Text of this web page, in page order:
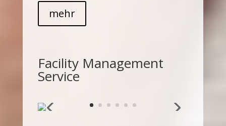
mehr
Facility Management
Service